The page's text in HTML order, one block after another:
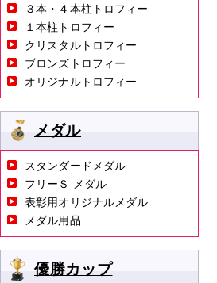
３本・４本柱トロフィー
１本柱トロフィー
クリスタルトロフィー
ブロンズトロフィー
オリジナルトロフィー
メダル
スタンダードメダル
フリーＳ メダル
表彰用オリジナルメダル
メダル用品
優勝カップ